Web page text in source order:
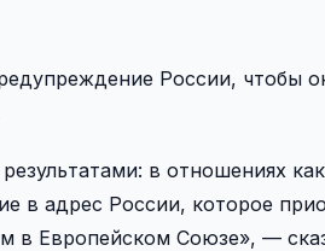
России, чтобы
в отношениях
в адрес России, которое
в Европейском Союзе», —